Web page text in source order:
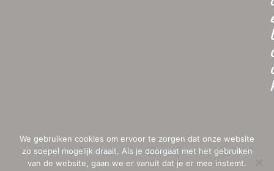
We gebruiken cookies om ervoor te zorgen dat onze website
zo soepel mogelijk draait. Als je doorgaat met het gebruiken
van de website, gaan we er vanuit dat je er mee instemt.